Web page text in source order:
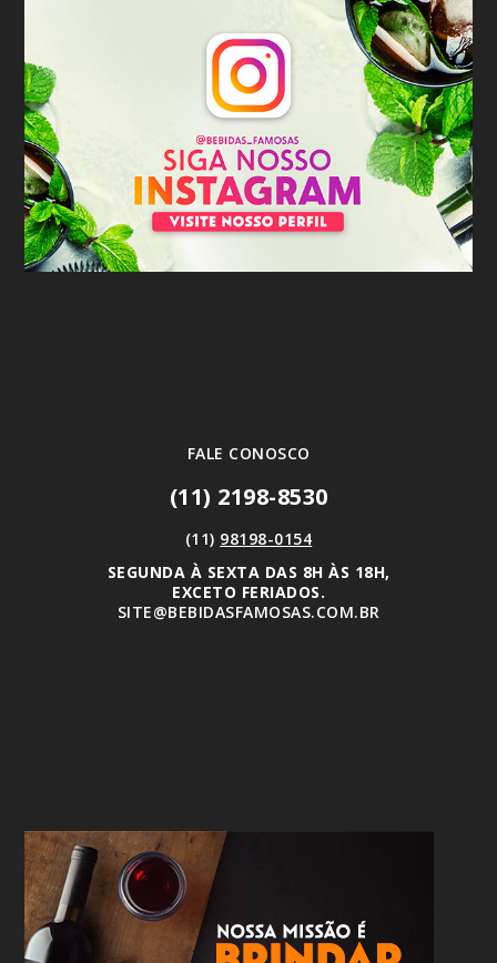
FALE CONOSCO
(11) 2198-8530
(11) 98198-0154
SEGUNDA À SEXTA DAS 8H ÀS 18H,
EXCETO FERIADOS.
SITE@BEBIDASFAMOSAS.COM.BR